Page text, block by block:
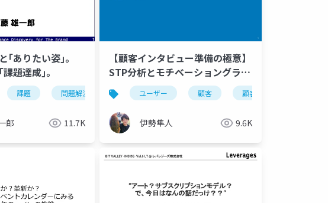
｢ありたい姿｣。
題達成｣。
課題 問題解決 課題達成 課題解決 ありたい姿
郎 11.7K
【顧客インタビュー準備の極意】
STP分析とモチベーショングラフ
の活用 ユーザー 顧客 顧客インタビュー
伊勢隼人 9.6K